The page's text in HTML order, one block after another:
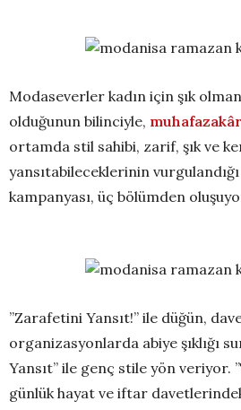
Modaseverler kadın için şık
olduğunun bilinciyle, muhafazakâr
ortamda stil sahibi, zarif, şık ve
yansıtabileceklerinin
kampanyası, üç bölümden
’’Zarafetini Yansıt!’’ ile düğün,
organizasyonlarda abiye şıklığı
Yansıt’’ ile genç stile yön veriyor.
günlük hayat ve iftar